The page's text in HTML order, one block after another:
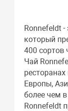
Ronnefeldt
который
400 сортов
Чай
Европы,
более чем
Ronnefeldt